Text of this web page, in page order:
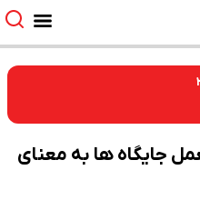
جایگاه ها به معنای